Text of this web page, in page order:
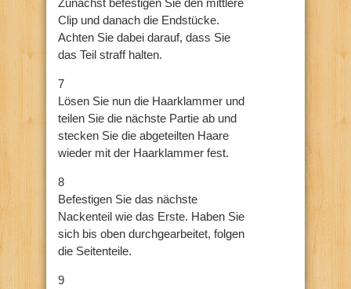
Clip und danach die Endstücke.
Achten Sie dabei darauf, dass Sie
das Teil straff halten.
7
Lösen Sie nun die Haarklammer und
teilen Sie die nächste Partie ab und
stecken Sie die abgeteilten Haare
wieder mit der Haarklammer fest.
8
Befestigen Sie das nächste
Nackenteil wie das Erste. Haben Sie
sich bis oben durchgearbeitet, folgen
die Seitenteile.
9